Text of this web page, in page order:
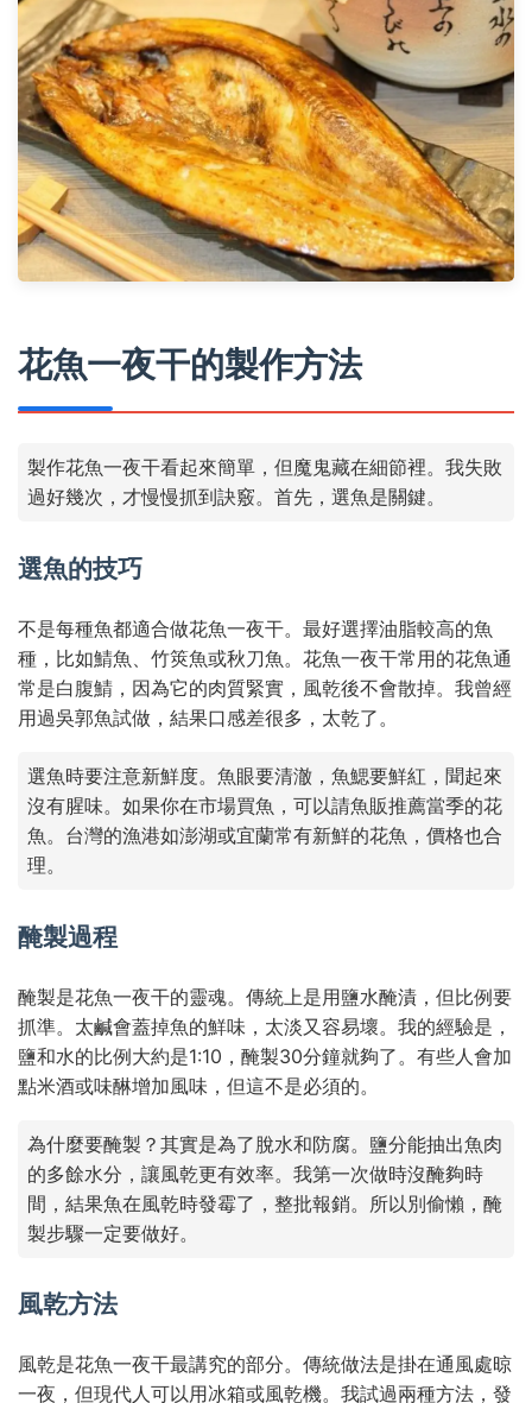
花魚一夜干的製作方法
製作花魚一夜干看起來簡單，但魔鬼藏在細節裡。我失敗
過好幾次，才慢慢抓到訣竅。首先，選魚是關鍵。
選魚的技巧
不是每種魚都適合做花魚一夜干。最好選擇油脂較高的魚
種，比如鯖魚、竹筴魚或秋刀魚。花魚一夜干常用的花魚通
常是白腹鯖，因為它的肉質緊實，風乾後不會散掉。我曾經
用過吳郭魚試做，結果口感差很多，太乾了。
選魚時要注意新鮮度。魚眼要清澈，魚鰓要鮮紅，聞起來
沒有腥味。如果你在市場買魚，可以請魚販推薦當季的花
魚。台灣的漁港如澎湖或宜蘭常有新鮮的花魚，價格也合
理。
醃製過程
醃製是花魚一夜干的靈魂。傳統上是用鹽水醃漬，但比例要
抓準。太鹹會蓋掉魚的鮮味，太淡又容易壞。我的經驗是，
鹽和水的比例大約是1:10，醃製30分鐘就夠了。有些人會加
點米酒或味醂增加風味，但這不是必須的。
為什麼要醃製？其實是為了脫水和防腐。鹽分能抽出魚肉
的多餘水分，讓風乾更有效率。我第一次做時沒醃夠時
間，結果魚在風乾時發霉了，整批報銷。所以別偷懶，醃
製步驟一定要做好。
風乾方法
風乾是花魚一夜干最講究的部分。傳統做法是掛在通風處晾
一夜，但現代人可以用冰箱或風乾機。我試過兩種方法，發